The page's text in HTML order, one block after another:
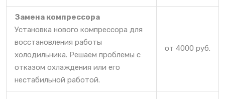
Замена компрессора
Установка нового компрессора для
восстановления работы
холодильника. Решаем проблемы с
отказом охлаждения или его
нестабильной работой.
от 4000 руб.